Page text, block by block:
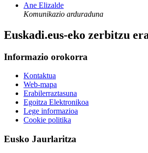
Ane Elizalde
Komunikazio arduraduna
Euskadi.eus-eko zerbitzu
Informazio orokorra
Kontaktua
Web-mapa
Erabilerraztasuna
Egoitza Elektronikoa
Lege informazioa
Cookie politika
Eusko Jaurlaritza